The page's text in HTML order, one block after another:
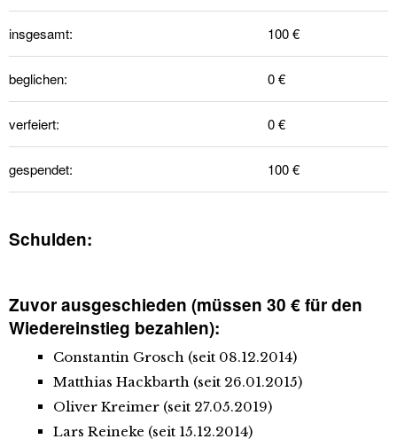
insgesamt: 100 €
beglichen: 0 €
verfeiert: 0 €
gespendet: 100 €
Schulden:
Zuvor ausgeschieden (müssen 30 € für den
Wiedereinstieg bezahlen):
Constantin Grosch (seit 08.12.2014)
Matthias Hackbarth (seit 26.01.2015)
Oliver Kreimer (seit 27.05.2019)
Lars Reineke (seit 15.12.2014)